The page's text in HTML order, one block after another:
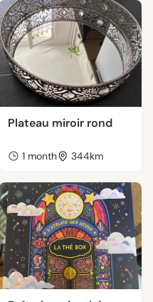
Plateau miroir rond
1 month 344km